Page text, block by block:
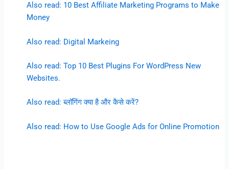
Also read: 10 Best Affiliate Marketing Programs to Make
Money
Also read: Digital Markeing
Also read: Top 10 Best Plugins For WordPress New
Websites.
Also read: ब्लॉगिंग क्या है और कैसे करें?
Also read: How to Use Google Ads for Online Promotion